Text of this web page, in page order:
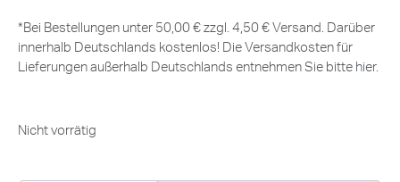
*Bei Bestellungen unter 50,00 € zzgl. 4,50 € Versand. Darüber
innerhalb Deutschlands kostenlos! Die Versandkosten für
Lieferungen außerhalb Deutschlands entnehmen Sie bitte hier.
Nicht vorrätig